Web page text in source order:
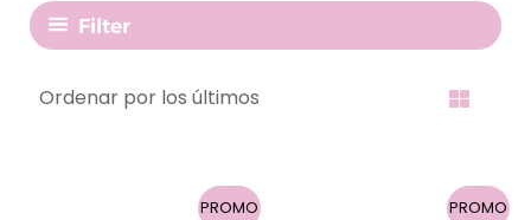
Filter
PROMO
El
PROMO
El